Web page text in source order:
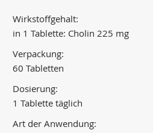
Wirkstoffgehalt:
in 1 Tablette: Cholin 225 mg
Verpackung:
60 Tabletten
Dosierung:
1 Tablette täglich
Art der Anwendung: